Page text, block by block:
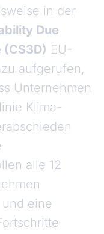
in der
Due
EU-
aufgerufen,
Unternehmen
Klima-
alle 12
eine